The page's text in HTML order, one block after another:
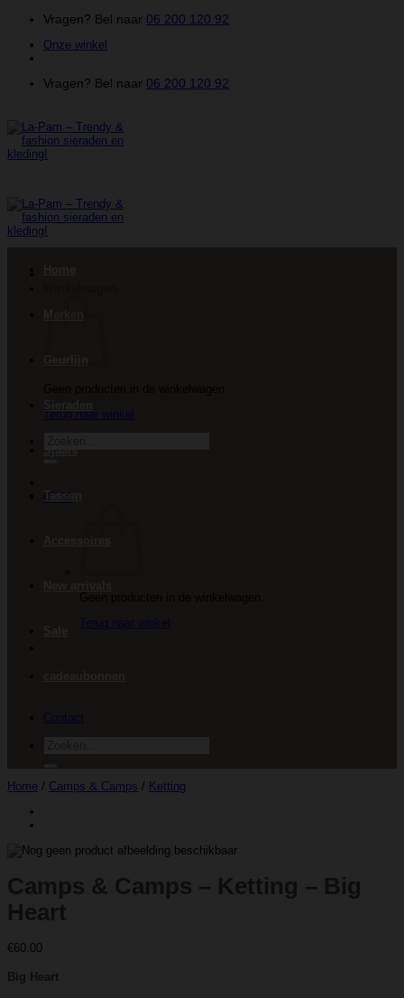
inhoud
Vragen? Bel naar 06 200 120 92
Onze winkel
Vragen? Bel naar 06 200 120 92
Terug naar winkel
€0.00
Tassen
Home / Camps & Camps / Ketting
Camps & Camps – Ketting – Big
Heart
€60.00
Big Heart